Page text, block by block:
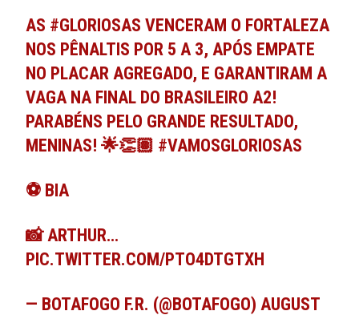
AS #GLORIOSAS VENCERAM O FORTALEZA
NOS PÊNALTIS POR 5 A 3, APÓS EMPATE
NO PLACAR AGREGADO, E GARANTIRAM A
VAGA NA FINAL DO BRASILEIRO A2!
PARABÉNS PELO GRANDE RESULTADO,
MENINAS! 🌟👏🏽 #VAMOSGLORIOSAS
⚽️ BIA
📸 ARTHUR…
PIC.TWITTER.COM/PTO4DTGTXH
— BOTAFOGO F.R. (@BOTAFOGO)AUGUST